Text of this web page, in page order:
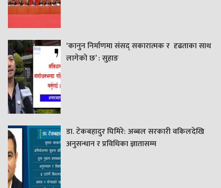
‘कानुन निर्माणमा संसद् सकारात्मक र दृढताका साथ
लागेको छ’ : सुहाङ
डा. टेकबहादुर घिमिरे: अब्बल सरकारी वकिलदेखि
अनुसन्धान र प्रविधिका ज्ञातासम्म